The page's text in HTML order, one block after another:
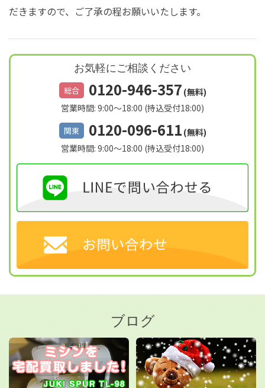
だきますので、ご了承の程お願いいたします。
お気軽にご相談ください
総合 0120-946-357 (無料)
営業時間: 9:00～18:00 (持込受付18:00)
関東 0120-096-611 (無料)
営業時間: 9:00～18:00 (持込受付18:00)
ブログ